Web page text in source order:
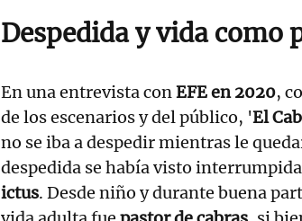
Despedida y vida como
En una entrevista conEFE en 2020,
de los escenarios y del público, 'El
no se iba a despedir mientras le
despedida se había visto
ictus. Desde niño y durante buena